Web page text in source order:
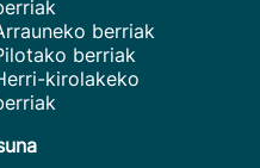
berriak
berriak
kirolakeko